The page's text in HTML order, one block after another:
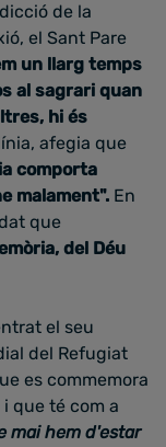
de la
el Sant Pare
un llarg temps
al sagrari quan
hi és
afegia que
comporta
malament". En
que
del Déu
el seu
del Refugiat
es commemora
que té com a
mai hem d'estar